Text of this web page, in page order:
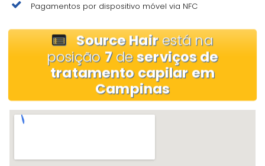
Pagamentos por dispositivo móvel via NFC
Source Hairestá na
posição 7deserviços de
tratamento capilar em
Campinas